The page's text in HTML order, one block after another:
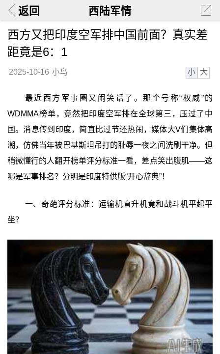
返回 西陆军情
西方又把印度空军排中国前面？真实差
距竟是6：1
2025-10-16 小鸟 小 大
最近西方军事圈又闹笑话了。那个号称“权威”的
WDMMA榜单，竟然把印度空军排在全球第三，压过了中
国。消息传到印度，简直比过节还热闹，媒体大V们集体高
潮，仿佛当年被巴基斯坦吊打的耻辱一夜之间洗刷干净。但
稍微懂行的人翻开榜单评分标准一看，差点笑出腹肌——这
哪是军事排名？分明是印度特供版“开心辞典”！
一、奇葩评分标准：运输机直升机竟和战斗机平起平
坐？